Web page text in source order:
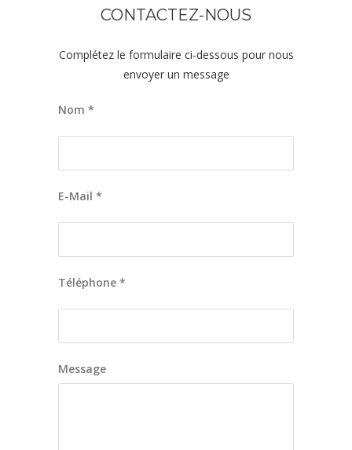
CONTACTEZ-NOUS
Complétez le formulaire ci-dessous pour nous
envoyer un message
Nom *
E-Mail *
Téléphone *
Message